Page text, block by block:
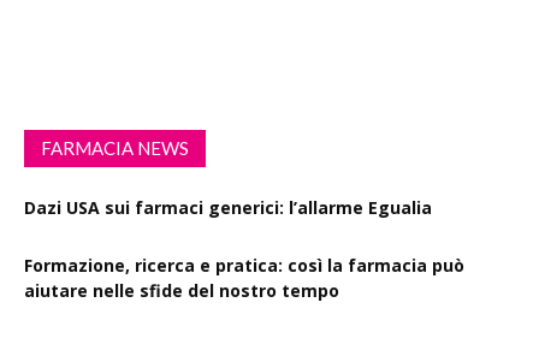
FARMACIA NEWS
Dazi USA sui farmaci generici: l’allarme Egualia
Formazione, ricerca e pratica: così la farmacia può
aiutare nelle sfide del nostro tempo